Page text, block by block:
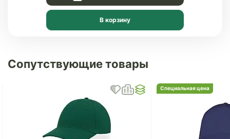
В корзину
Сопутствующие товары
Специальная цена